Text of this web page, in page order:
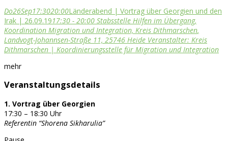
Do26Sep17:3020:00Länderabend | Vortrag über Georgien und den
Irak | 26.09.1917:30 - 20:00 Stabsstelle Hilfen im Übergang,
Koordination Migration und Integration, Kreis Dithmarschen,
Landvogt-Johannsen-Straße 11, 25746 Heide Veranstalter: Kreis
Dithmarschen | Koordinierungsstelle für Migration und Integration
mehr
Veranstaltungsdetails
1. Vortrag über Georgien
17:30 – 18:30 Uhr
Referentin “Shorena Sikharulia”